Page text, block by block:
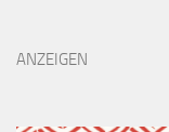
ANZEIGEN